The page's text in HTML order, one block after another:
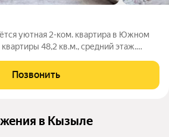
уютная 2-ком. квартира в Южном
Позвонить
в Кызыле